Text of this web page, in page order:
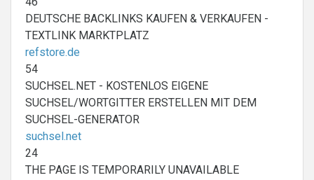
DEUTSCHE BACKLINKS KAUFEN & VERKAUFEN -
TEXTLINK MARKTPLATZ
refstore.de
54
SUCHSEL.NET - KOSTENLOS EIGENE
SUCHSEL/WORTGITTER ERSTELLEN MIT DEM
SUCHSEL-GENERATOR
suchsel.net
24
THE PAGE IS TEMPORARILY UNAVAILABLE